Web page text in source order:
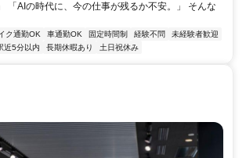
「AIの時代に、今の仕事が残るか不安。」 そんな
ク通勤OK 車通勤OK 固定時間制 経験不問
未経験者歓迎
近5分以内 長期休暇あり 土日祝休み